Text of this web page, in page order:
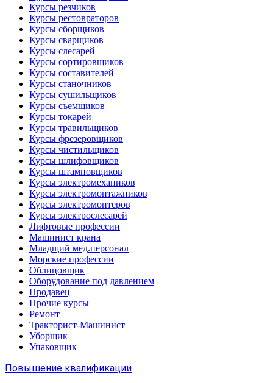
Курсы резчиков
Курсы рестовраторов
Курсы сборщиков
Курсы сварщиков
Курсы слесарей
Курсы сортировщиков
Курсы составителей
Курсы станочников
Курсы сушильщиков
Курсы съемщиков
Курсы токарей
Курсы травильщиков
Курсы фрезеровщиков
Курсы чистильщиков
Курсы шлифовщиков
Курсы штамповщиков
Курсы электромехаников
Курсы электромонтажников
Курсы электромонтеров
Курсы электрослесарей
Лифтовые профессии
Машинист крана
Младщий мед.персонал
Морские профессии
Облицовщик
Оборудование под давлением
Продавец
Прочие курсы
Ремонт
Тракторист-Машинист
Уборщик
Упаковщик
Повышение квалификации